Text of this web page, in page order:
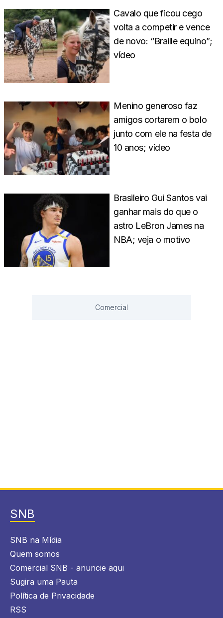
Cavalo que ficou cego
volta a competir e vence
de novo: “Braille equino”;
vídeo
Menino generoso faz
amigos cortarem o bolo
junto com ele na festa de
10 anos; vídeo
Brasileiro Gui Santos vai
ganhar mais do que o
astro LeBron James na
NBA; veja o motivo
Comercial
SNB
SNB na Mídia
Quem somos
Comercial SNB - anuncie aqui
Sugira uma Pauta
Política de Privacidade
RSS